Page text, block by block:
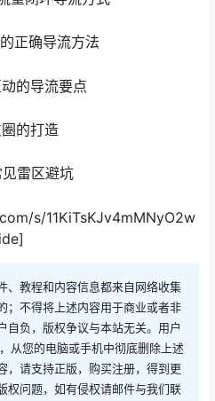
正确导流方法
的导流要点
的打造
雷区避坑
s/11KiTsKJv4mMNyO2w
、教程和内容信息都来自网络收集
；不得将上述内容用于商业或者非
自负，版权争议与本站无关。用户
从您的电脑或手机中彻底删除上述
，请支持正版，购买注册，得到更
权问题，如有侵权请邮件与我们联